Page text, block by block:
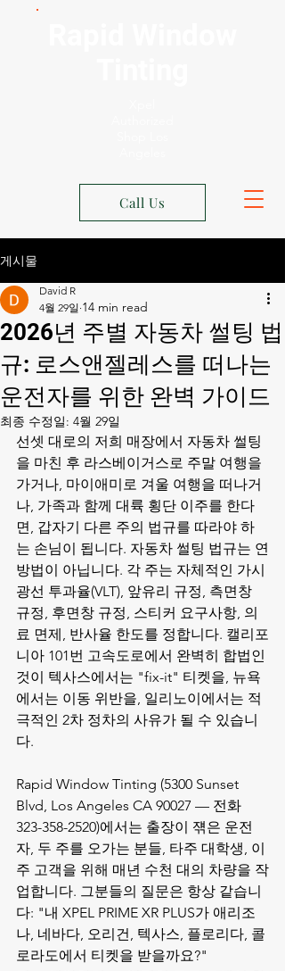
Call Us
게시물
2026년 주별 자동차 썰팅 법
규: 로스앤젤레스를 떠나는
운전자를 위한 완벽 가이드
David R
4월 29일
최종 수정일: 4월 29일
선셋 대로의 저희 매장에서 자동차 썰팅
을 마친 후 라스베이거스로 주말 여행을
가거나, 마이애미로 겨울 여행을 떠나거
나, 가족과 함께 대륙 횡단 이주를 한다
면, 갑자기 다른 주의 법규를 따라야 하
는 손님이 됩니다. 자동차 썰팅 법규는 연
방법이 아닙니다. 각 주는 자체적인 가시
광선 투과율(VLT), 앞유리 규정, 측면창
규정, 후면창 규정, 스티커 요구사항, 의
료 면제, 반사율 한도를 정합니다. 캘리포
니아 101번 고속도로에서 완벽히 합법인
것이 텍사스에서는 "fix-it" 티켓을, 뉴욕
에서는 이동 위반을, 일리노이에서는 적
극적인 2차 정차의 사유가 될 수 있습니
다.
Rapid Window Tinting (5300 Sunset
Blvd, Los Angeles CA 90027 — 전화
323-358-2520)에서는 출장이 쟦은 운전
자, 두 주를 오가는 분들, 타주 대학생, 이
주 고객을 위해 매년 수천 대의 차량을 작
업합니다. 그분들의 질문은 항상 같습니
다: "내 XPEL PRIME XR PLUS가 애리조
나, 네바다, 오리건, 텍사스, 플로리다, 콜
로라도에서 티켓을 받을까요?"